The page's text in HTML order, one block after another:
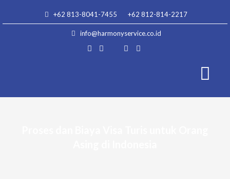
+62 813-8041-7455 +62 812-814-2217
info@harmonyservice.co.id